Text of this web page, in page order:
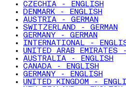
CZECHIA - ENGLISH
DENMARK - ENGLISH
AUSTRIA - GERMAN
SWITZERLAND - GERMAN
GERMANY - GERMAN
INTERNATIONAL -
UNITED ARAB EMIRATES
AUSTRALIA - ENGLISH
CANADA - ENGLISH
GERMANY - ENGLISH
UNITED KINGDOM -